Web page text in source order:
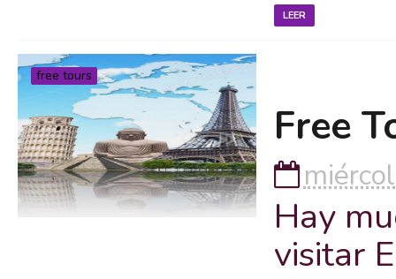
LEER
free tours
Free
Hay
visitar